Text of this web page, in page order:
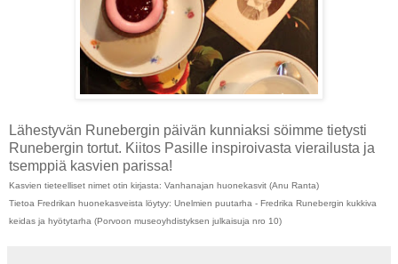
Lähestyvän Runebergin päivän kunniaksi söimme tietysti
Runebergin tortut. Kiitos Pasille inspiroivasta vierailusta ja
tsemppiä kasvien parissa!
Kasvien tieteelliset nimet otin kirjasta: Vanhanajan huonekasvit (Anu Ranta)
Tietoa Fredrikan huonekasveista löytyy: Unelmien puutarha - Fredrika Runebergin kukkiva
keidas ja hyötytarha (Porvoon museoyhdistyksen julkaisuja nro 10)